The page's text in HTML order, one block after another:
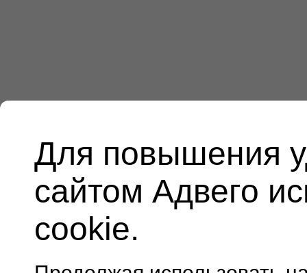
Для повышения
сайтом Адвего
cookie.